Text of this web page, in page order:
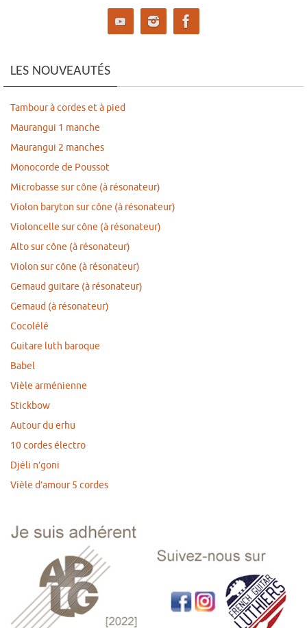
LES NOUVEAUTÉS
Tambour à cordes et à pied
Maurangui 1 manche
Maurangui 2 manches
Monocorde de Poussot
Microbasse sur cône (à résonateur)
Violon baryton sur cône (à résonateur)
Violoncelle sur cône (à résonateur)
Alto sur cône (à résonateur)
Violon sur cône (à résonateur)
Gemaud guitare (à résonateur)
Gemaud (à résonateur)
Cocolélé
Guitare luth baroque
Babel
Vièle arménienne
Stickbow
Autour du erhu
10 cordes électro
Djéli n’goni
Vièle d’amour 5 cordes